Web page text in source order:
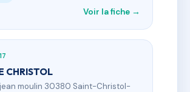
Voir la fiche →
CHRISTOL
jean moulin 30380 Saint-Christol-